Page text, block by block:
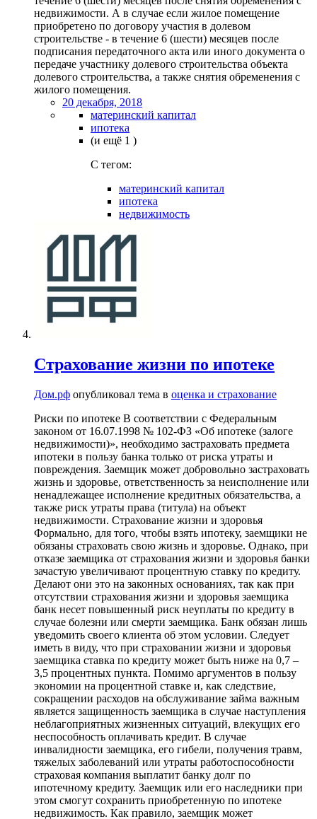
недвижимости. А в случае если жилое помещение
приобретено по договору участия в долевом
строительстве - в течение 6 (шести) месяцев после
подписания передаточного акта или иного документа о
передаче участнику долевого строительства объекта
долевого строительства, а также снятия обременения с
жилого помещения.
20 декабря, 2018
материнский капитал
ипотека
(и ещё 1 )
C тегом:
материнский капитал
ипотека
недвижимость
Страхование жизни по ипотеке
Дом.рф опубликовал тема в оценка и страхование
Риски по ипотеке В соответствии с Федеральным
законом от 16.07.1998 № 102-ФЗ «Об ипотеке (залоге
недвижимости)», необходимо застраховать предмета
ипотеки в пользу банка только от риска утраты и
повреждения. Заемщик может добровольно застраховать
жизнь и здоровье, ответственность за неисполнение или
ненадлежащее исполнение кредитных обязательства, а
также риск утраты права (титула) на объект
недвижимости. Страхование жизни и здоровья
Формально, для того, чтобы взять ипотеку, заемщики не
обязаны страховать свою жизнь и здоровье. Однако, при
отказе заемщика от страхования жизни и здоровья банки
зачастую увеличивают процентную ставку по кредиту.
Делают они это на законных основаниях, так как при
отсутствии страхования жизни и здоровья заемщика
банк несет повышенный риск неуплаты по кредиту в
случае болезни или смерти заемщика. Банк обязан лишь
уведомить своего клиента об этом условии. Следует
иметь в виду, что при страховании жизни и здоровья
заемщика ставка по кредиту может быть ниже на 0,7 –
3,5 процентных пункта. Помимо аргументов в пользу
экономии на процентной ставке и, как следствие,
сокращении расходов на обслуживание займа важным
является защищенность заемщика в случае наступления
неблагоприятных жизненных ситуаций, влекущих его
неспособность оплачивать кредит. В случае
инвалидности заемщика, его гибели, получения травм,
тяжелых заболеваний или утраты работоспособности
страховая компания выплатит банку долг по
ипотечному кредиту. Заемщик или его наследники при
этом смогут сохранить приобретенную по ипотеке
недвижимость. Как правило, заемщик может